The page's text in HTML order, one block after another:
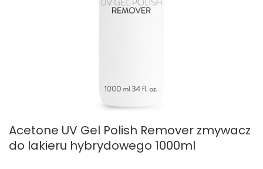
Acetone UV Gel Polish Remover zmywacz
do lakieru hybrydowego 1000ml